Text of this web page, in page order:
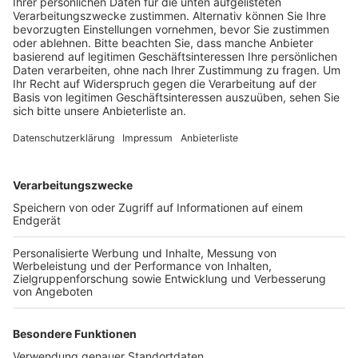
Aufnahmen.
Veröffentlicht:Freitag, 13.01.2023 15:20
Anzeige
Auf den 150 Fotos gibt es unter anderem Max Ernst
hat die Ausstellung konzipiert. Ihr ist wichtig, dass die
Besucher auch die Privatperson Max Ernst sehen
können. Die Fotos stammen zum größten Teil aus dem
eigenen Sammlungsbestand des Max-Ernst-Museum
mit über 900 Fotos. Dazu gehören auch viele Werke
von Dorothea Tanning. Sie war die vierte Ehefrau von
Max Ernst und hat dem Museum über 200 Fotos
geschenkt. Die Foto-Ausstellung "Image" im Max-